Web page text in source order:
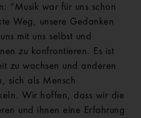
“Musik war für uns schon
Weg, unsere Gedanken
mit uns selbst und
zu konfrontieren. Es ist
zu wachsen und anderen
sich als Mensch
Wir hoffen, dass wir die
und ihnen eine Erfahrung